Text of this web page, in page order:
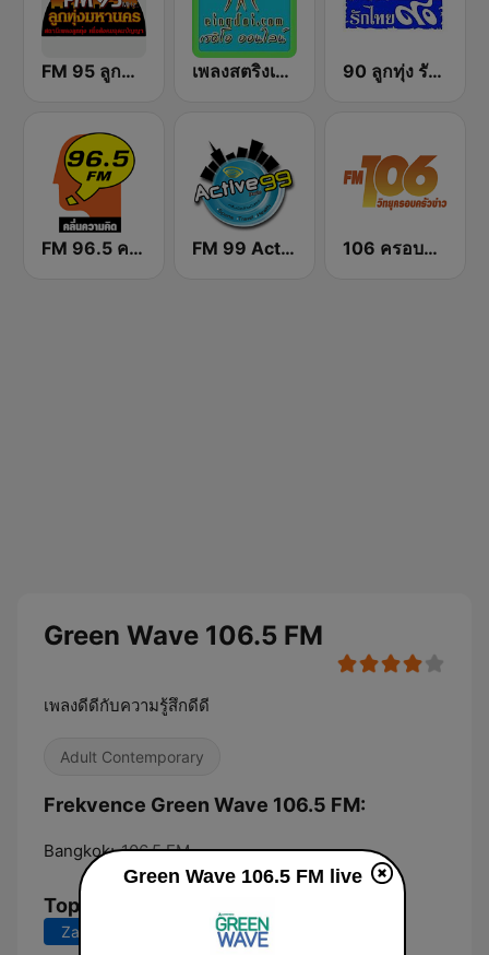
FM 95 ลูกทุ่งมหานคร อสมท เพลงสตริงเก่า Eingdoi Radio 90 ลูกทุ่ง รักไทย
FM 96.5 คลื่นความคิด Thinking Radio FM 99 Active Radio 106 ครอบครัวข่าว
Green Wave 106.5 FM
เพลงดีดีกับความรู้สึกดีดี
Adult Contemporary
Frekvence Green Wave 106.5 FM:
Bangkok: 106.5 FM
Top pesmi
Zadnjih 7 dni Zadnjih 30 dni
Green Wave 106.5 FM live